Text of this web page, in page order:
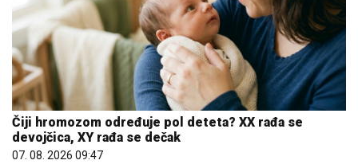
Čiji hromozom određuje pol deteta? XX rađa se
devojčica, XY rađa se dečak
07. 08. 2026 09:47